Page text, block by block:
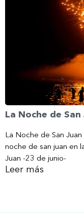
La Noche de
La Noche de San
noche de san juan en
Juan -23 de junio-
Leer más